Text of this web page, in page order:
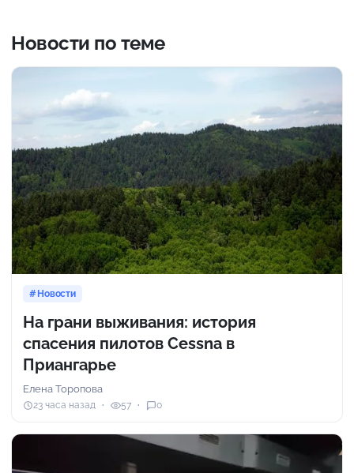
Новости по теме
Новости
На грани выживания: история
спасения пилотов Cessna в
Приангарье
Елена Торопова
23 часа назад 57 0